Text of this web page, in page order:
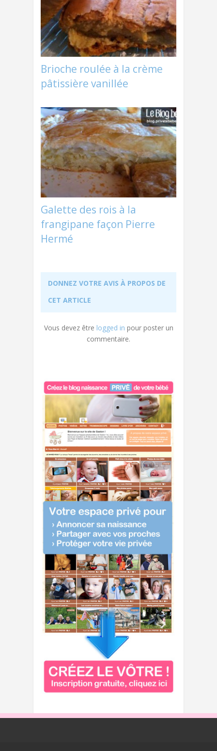
Brioche roulée à la crème
pâtissière vanillée
Galette des rois à la
frangipane façon Pierre
Hermé
DONNEZ VOTRE AVIS À PROPOS DE
CET ARTICLE
Vous devez être logged in pour poster un
commentaire.